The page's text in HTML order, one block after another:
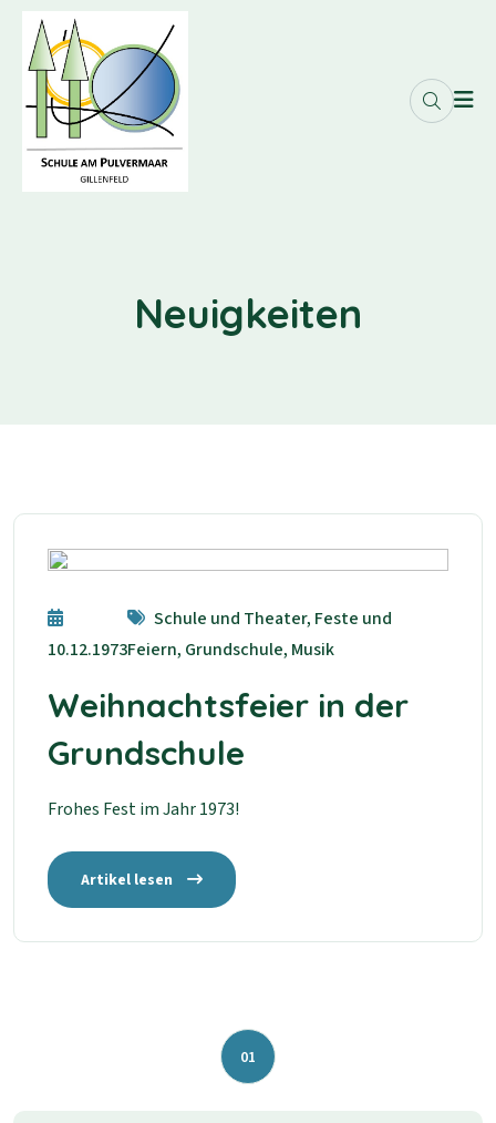
Neuigkeiten
10.12.1973
Schule und Theater, Feste und
Feiern, Grundschule, Musik
Weihnachtsfeier in der
Grundschule
Frohes Fest im Jahr 1973!
Artikel lesen
01